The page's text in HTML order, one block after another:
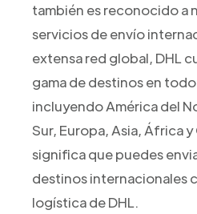
también es reconocido a
servicios de envío
extensa red global, DHL
gama de destinos en
incluyendo América del
Sur, Europa, Asia, África
significa que puedes
destinos internacionales
logística de DHL.